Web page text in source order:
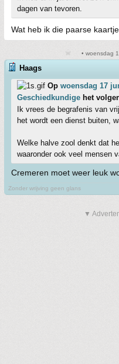
dagen van tevoren.
Wat heb ik die paarse
• woensdag
Haags
Op woensdag 17
Geschiedkundige het
Ik vrees de begrafenis van
het wordt een dienst buiten,
Welke halve zool denkt dat
waaronder ook veel mensen
Cremeren moet weer leuk
Zonder wrijving geen glans
▼